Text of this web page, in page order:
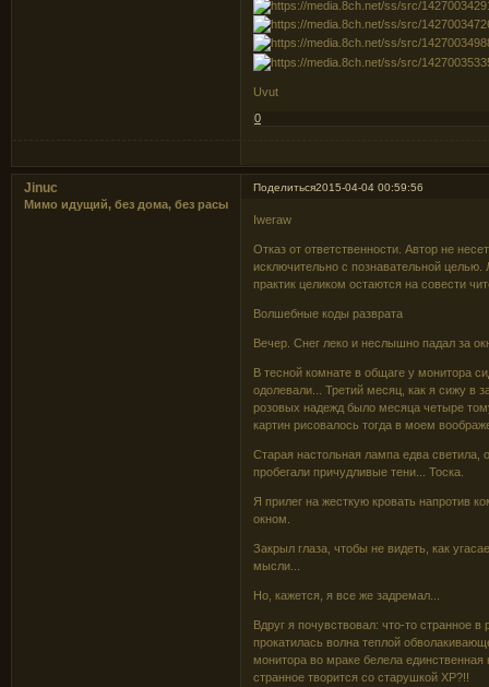
Uvut
0
Поделиться2015-04-04 00:59:56
Jinuc
Мимо идущий, без дома, без расы
Iweraw
Отказ от ответственности. Автор не
исключительно с познавательной
практик целиком остаются на совести
Волшебные коды разврата
Вечер. Снег леко и неслышно падал за
В тесной комнате в общаге у монитора
одолевали... Третий месяц, как я сижу в
розовых надежд было месяца четыре
картин рисовалось тогда в моем
Старая настольная лампа едва
пробегали причудливые тени... Тоска.
Я прилег на жесткую кровать напротив
окном.
Закрыл глаза, чтобы не видеть, как
мысли...
Но, кажется, я все же задремал...
Вдруг я почувствовал: что-то странное
прокатилась волна теплой
монитора во мраке белела
странное творится со старушкой XP?!!